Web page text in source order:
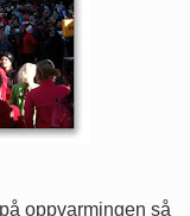
oppvarmingen så